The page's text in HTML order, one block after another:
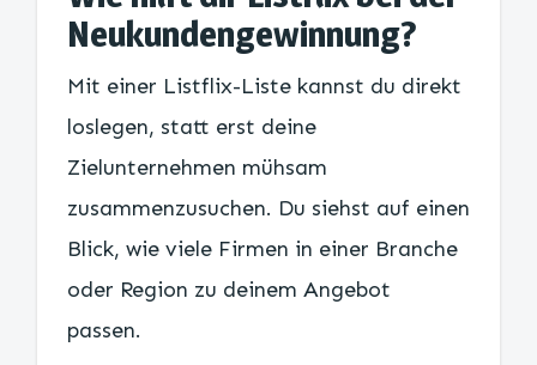
Neukundengewinnung?
Mit einer Listflix-Liste kannst du direkt
loslegen, statt erst deine
Zielunternehmen mühsam
zusammenzusuchen. Du siehst auf einen
Blick, wie viele Firmen in einer Branche
oder Region zu deinem Angebot
passen.